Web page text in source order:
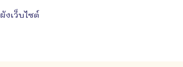
ผังเว็บไซต์